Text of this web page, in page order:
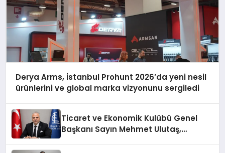
Derya Arms, İstanbul Prohunt 2026’da yeni nesil
ürünlerini ve global marka vizyonunu sergiledi
Ticaret ve Ekonomik Kulübü Genel
Başkanı Sayın Mehmet Ulutaş,